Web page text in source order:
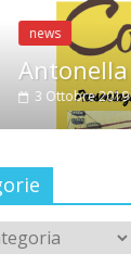
Selva
2019